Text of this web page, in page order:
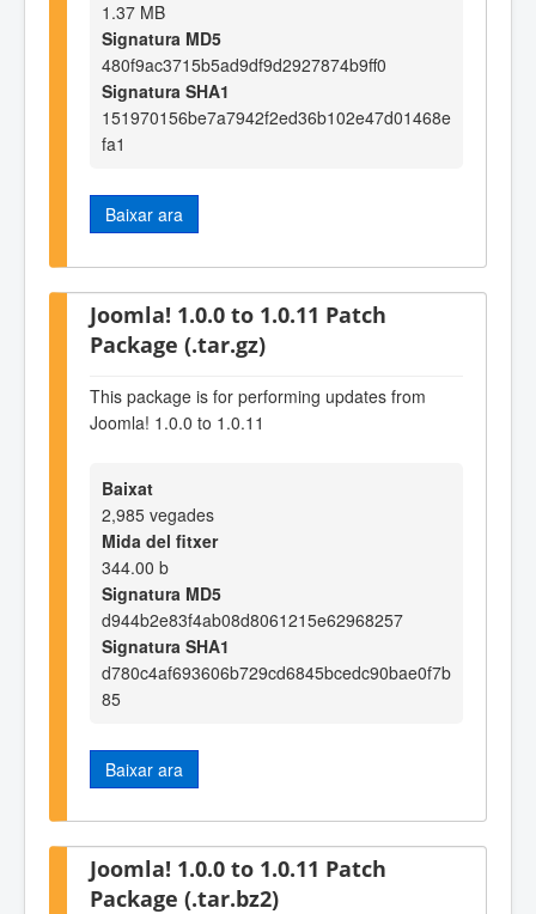
1.37 MB
Signatura MD5
480f9ac3715b5ad9df9d2927874b9ff0
Signatura SHA1
151970156be7a7942f2ed36b102e47d01468e
fa1
Baixar ara
Joomla! 1.0.0 to 1.0.11 Patch
Package (.tar.gz)
This package is for performing updates from
Joomla! 1.0.0 to 1.0.11
Baixat
2,985 vegades
Mida del fitxer
344.00 b
Signatura MD5
d944b2e83f4ab08d8061215e62968257
Signatura SHA1
d780c4af693606b729cd6845bcedc90bae0f7b
85
Baixar ara
Joomla! 1.0.0 to 1.0.11 Patch
Package (.tar.bz2)